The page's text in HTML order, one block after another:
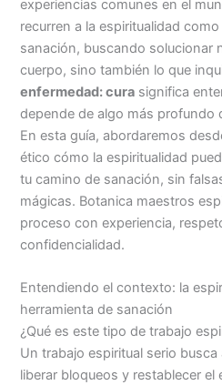
experiencias comunes en el
recurren a la espiritualidad
sanación, buscando solucionar
cuerpo, sino también lo que
enfermedad: cura significa
depende de algo más profundo
En esta guía, abordaremos
ético cómo la espiritualidad
tu camino de sanación, sin
mágicas. Botanica maestros
proceso con experiencia,
confidencialidad.
Entendiendo el contexto: la
herramienta de sanación
¿Qué es este tipo de trabajo
Un trabajo espiritual serio busca
liberar bloqueos y restablecer el